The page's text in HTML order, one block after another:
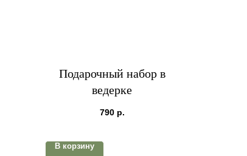
Подарочный набор в
ведерке
790 р.
В корзину